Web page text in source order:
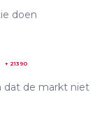
doen
+ 21390
dat de markt niet